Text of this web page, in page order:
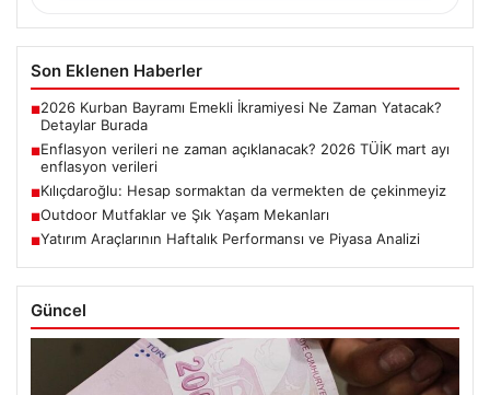
Son Eklenen Haberler
■2026 Kurban Bayramı Emekli İkramiyesi Ne Zaman Yatacak?
Detaylar Burada
■Enflasyon verileri ne zaman açıklanacak? 2026 TÜİK mart ayı
enflasyon verileri
■Kılıçdaroğlu: Hesap sormaktan da vermekten de çekinmeyiz
■Outdoor Mutfaklar ve Şık Yaşam Mekanları
■Yatırım Araçlarının Haftalık Performansı ve Piyasa Analizi
Güncel